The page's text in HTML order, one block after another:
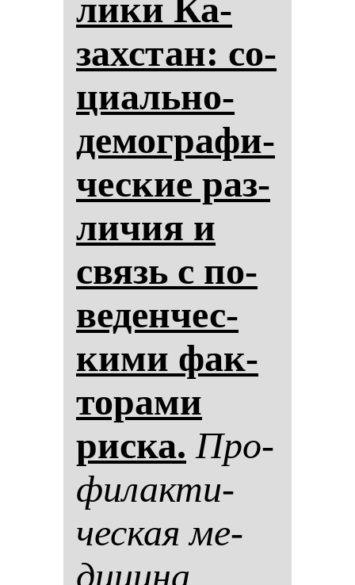
ли­ки Ка­
зах­стан: со­
ци­аль­но-
де­мог­ра­фи­
чес­кие раз­
ли­чия и
связь с по­
ве­ден­чес­
ки­ми фак­
то­ра­ми
рис­ка. Про­
фи­лак­ти­
чес­кая ме­
ди­ци­на.